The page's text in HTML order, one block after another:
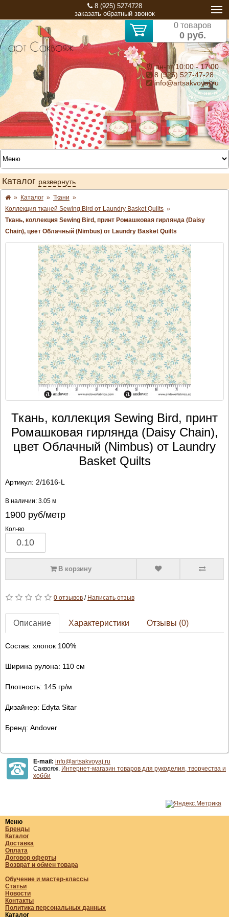
8 (925) 5274728
заказать обратный звонок
0 товаров
0 руб.
⏰ пн-пт 10:00 - 17:00
8 (925) 527-47-28
info@artsakvoyaj.ru
Каталог развернуть
» Каталог » Ткани »
Коллекция тканей Sewing Bird от Laundry Basket Quilts »
Ткань, коллекция Sewing Bird, принт Ромашковая гирлянда (Daisy
Chain), цвет Облачный (Nimbus) от Laundry Basket Quilts
Ткань, коллекция Sewing Bird, принт
Ромашковая гирлянда (Daisy Chain),
цвет Облачный (Nimbus) от Laundry
Basket Quilts
Артикул: 2/1616-L
В наличии: 3.05 м
1900руб/метр
Кол-во
В корзину
0 отзывов/ Написать отзыв
Описание Характеристики Отзывы (0)
Состав: хлопок 100%
Ширина рулона: 110 см
Плотность: 145 гр/м
Дизайнер: Edyta Sitar
Бренд: Andover
E-mail: info@artsakvoyaj.ru
Саквояж. Интернет-магазин товаров для рукоделия, творчества и
хобби
Меню
Бренды
Каталог
Доставка
Оплата
Договор оферты
Возврат и обмен товара
Обучение и мастер-классы
Статьи
Новости
Контакты
Политика персональных данных
Каталог